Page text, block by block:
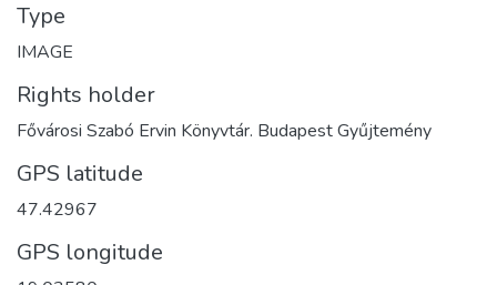
Type
IMAGE
Rights holder
Fővárosi Szabó Ervin Könyvtár. Budapest Gyűjtemény
GPS latitude
47.42967
GPS longitude